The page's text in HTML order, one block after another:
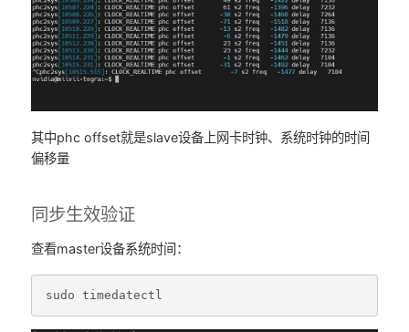
其中phc offset就是slave设备上网卡时钟、系统时钟的时间
偏移量
同步生效验证
查看master设备系统时间：
sudo timedatectl